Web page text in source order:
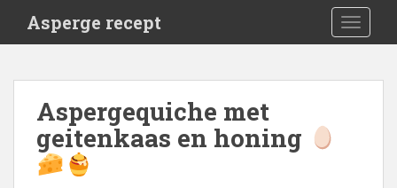
i
Asperge recept
Aspergequiche met
geitenkaas en honing